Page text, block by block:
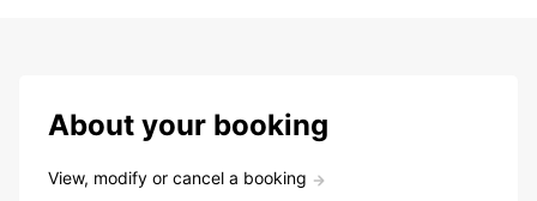
About your booking
View, modify or cancel a booking